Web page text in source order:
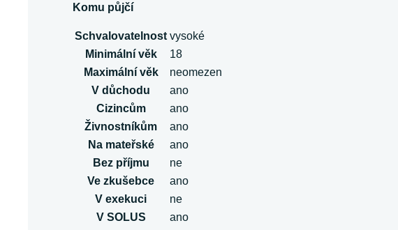
Komu půjčí
Schvalovatelnost vysoké
Minimální věk
18
Maximální věk
neomezen
V důchodu
ano
Cizincům
ano
Živnostníkům
ano
Na mateřské
ano
Bez příjmu
ne
Ve zkušebce
ano
V exekuci
ne
V SOLUS
ano